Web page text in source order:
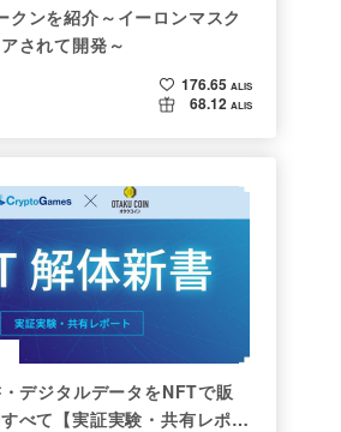
ンを紹介～イーロンマスク
されて開発～
176.65 ALIS
68.12 ALIS
デジタルデータをNFTで販
べて【実証実験・共有レポー